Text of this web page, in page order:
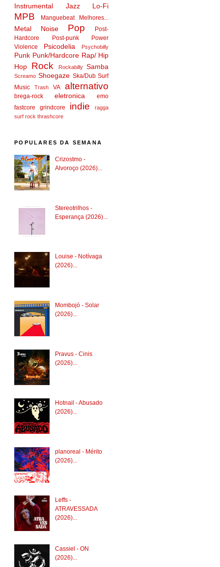
Instrumental Jazz Lo-Fi
MPB Manguebeat Melhores...
Metal Noise Pop
Post-
Hardcore
Post-punk
Power
Violence
Psicodelia Psychobilly
Punk Punk/Hardcore Rap/ Hip
Hop
Rock Rockabilly Samba
Screamo Shoegaze Ska/Dub Surf
Music
Trash VA alternativo
brega-rock eletronica
emo
fastcore
grindcore indie
ragga
surf rock thrashcore
POPULARES DA SEMANA
Crizostmo -
Alvoroço (2026)...
Stereotrilhos -
Esperança (2026)...
Louise - Notívaga
(2026)...
Mombojó - Solar
(2026)...
Pravus - Cinis
(2026)...
Hotnail - Abusado
(2026)...
planoreal - Mérito
(2026)...
Leffs -
ATRAVESSADA
(2026)...
Cassiel - ON
(2026)...